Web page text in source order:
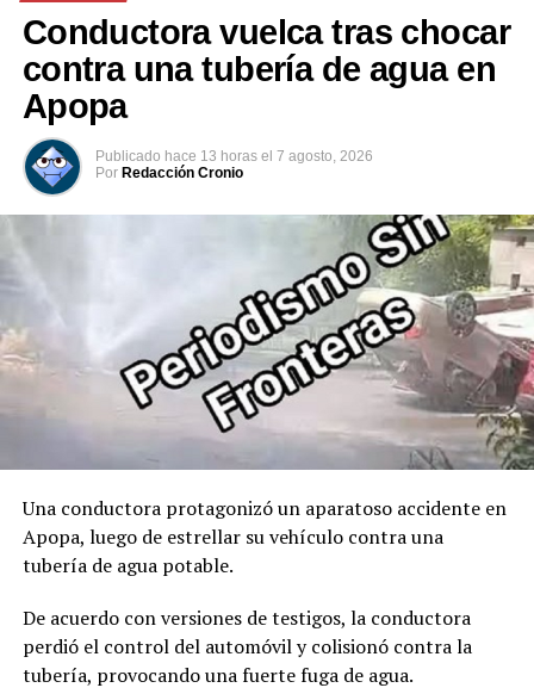
Durante el acto solemne, se realizó la imposición de la
Banda Presidencial al nuevo Jefe de Estado, por parte
del Presidente del Congreso, Honorio Henríquez;
marcando oficialmente el inicio de su mandato
constitucional. Acto seguido, tomó juramento al José
Manuel Restrepo como Vicepresidente de Colombia.
de
vídeo
00:32
Facebook X
Conductora vuelca tras chocar
contra una tubería de agua en
Apopa
Publicado hace 13 horas el 7 agosto, 2026
Por Redacción Cronio
Una conductora protagonizó un aparatoso accidente en
Apopa, luego de estrellar su vehículo contra una
tubería de agua potable.
De acuerdo con versiones de testigos, la conductora
perdió el control del automóvil y colisionó contra la
tubería, provocando una fuerte fuga de agua.